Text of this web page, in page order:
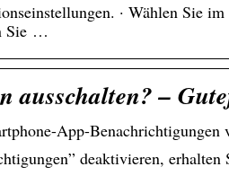
· Wählen Sie
Sie …
ausschalten? –
App-Benachrichtigungen
deaktivieren,